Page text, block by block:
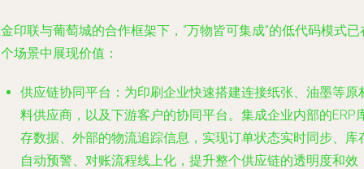
印联与葡萄城的合作框架下，“万物皆可集成”的低代码模式已
场景中展现价值：
供应链协同平台 ：为印刷企业快速搭建连接纸张、油墨等原
料供应商，以及下游客户的协同平台。集成企业内部的ERP
存数据、外部的物流追踪信息，实现订单状态实时同步、库
自动预警、对账流程线上化，提升整个供应链的透明度和效